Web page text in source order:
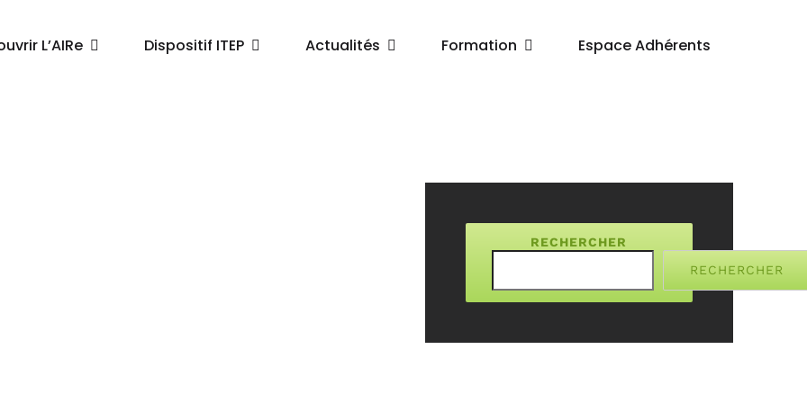
L’AIRe Dispositif ITEP Actualités Formation Espace Adhérents
RECHERCHER
RECHERCHER